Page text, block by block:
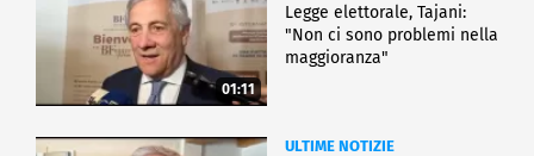
01:11
Legge elettorale, Tajani:
"Non ci sono problemi nella
maggioranza"
ULTIME NOTIZIE